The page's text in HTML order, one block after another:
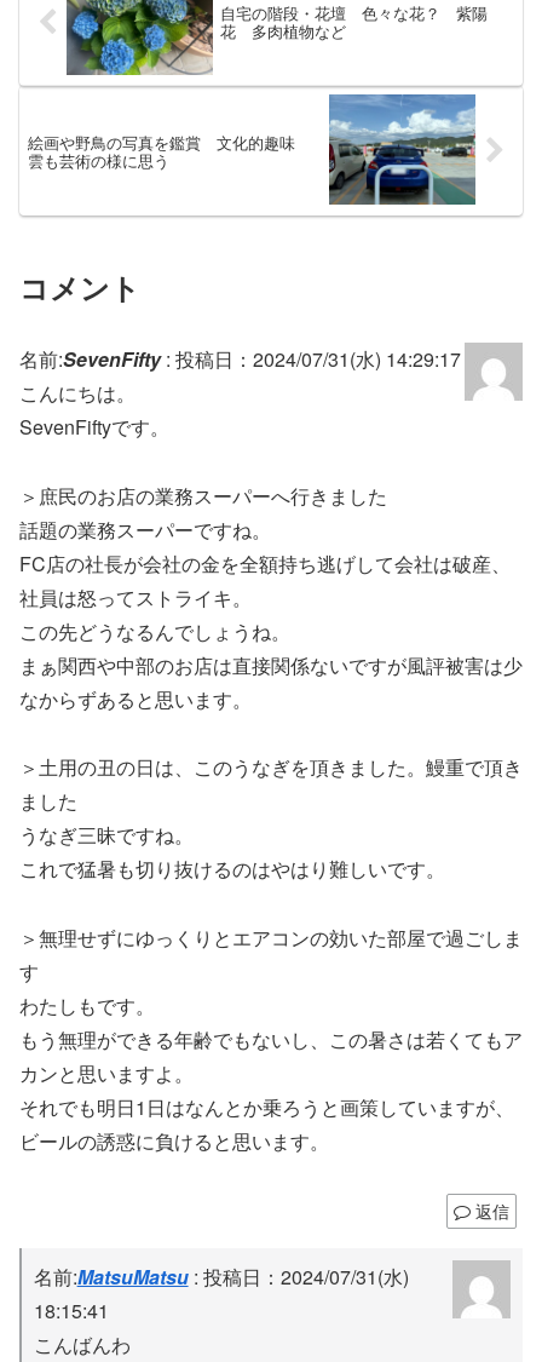
自宅の階段・花壇 色々な花？ 紫陽
花 多肉植物など
絵画や野鳥の写真を鑑賞 文化的趣味
雲も芸術の様に思う
コメント
名前:SevenFifty: 投稿日：2024/07/31(水) 14:29:17
こんにちは。
SevenFiftyです。
＞庶民のお店の業務スーパーへ行きました
話題の業務スーパーですね。
FC店の社長が会社の金を全額持ち逃げして会社は破産、
社員は怒ってストライキ。
この先どうなるんでしょうね。
まぁ関西や中部のお店は直接関係ないですが風評被害は少
なからずあると思います。
＞土用の丑の日は、このうなぎを頂きました。鰻重で頂き
ました
うなぎ三昧ですね。
これで猛暑も切り抜けるのはやはり難しいです。
＞無理せずにゆっくりとエアコンの効いた部屋で過ごしま
す
わたしもです。
もう無理ができる年齢でもないし、この暑さは若くてもア
カンと思いますよ。
それでも明日1日はなんとか乗ろうと画策していますが、
ビールの誘惑に負けると思います。
返信
名前:MatsuMatsu: 投稿日：2024/07/31(水)
18:15:41
こんばんわ